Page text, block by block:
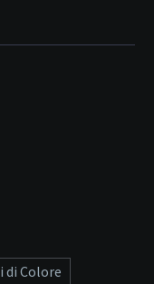
di Colore